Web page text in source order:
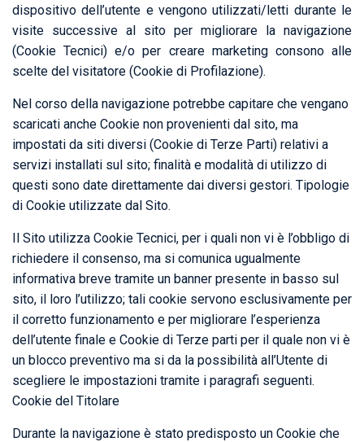
dispositivo dell’utente e vengono utilizzati/letti durante le
visite successive al sito per migliorare la navigazione
(Cookie Tecnici) e/o per creare marketing consono alle
scelte del visitatore (Cookie di Profilazione).
Nel corso della navigazione potrebbe capitare che vengano
scaricati anche Cookie non provenienti dal sito, ma
impostati da siti diversi (Cookie di Terze Parti) relativi a
servizi installati sul sito; finalità e modalità di utilizzo di
questi sono date direttamente dai diversi gestori. Tipologie
di Cookie utilizzate dal Sito.
Il Sito utilizza Cookie Tecnici, per i quali non vi è l’obbligo di
richiedere il consenso, ma si comunica ugualmente
informativa breve tramite un banner presente in basso sul
sito, il loro l’utilizzo; tali cookie servono esclusivamente per
il corretto funzionamento e per migliorare l’esperienza
dell’utente finale e Cookie di Terze parti per il quale non vi è
un blocco preventivo ma si da la possibilità all’Utente di
scegliere le impostazioni tramite i paragrafi seguenti.
Cookie del Titolare
Durante la navigazione è stato predisposto un Cookie che